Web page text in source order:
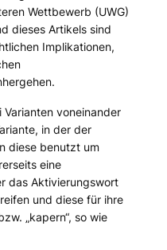
Wettbewerb (UWG)
dieses Artikels sind
Implikationen,
voneinander
in der der
diese benutzt um
eine
das Aktivierungswort
und diese für ihre
„kapern“, so wie